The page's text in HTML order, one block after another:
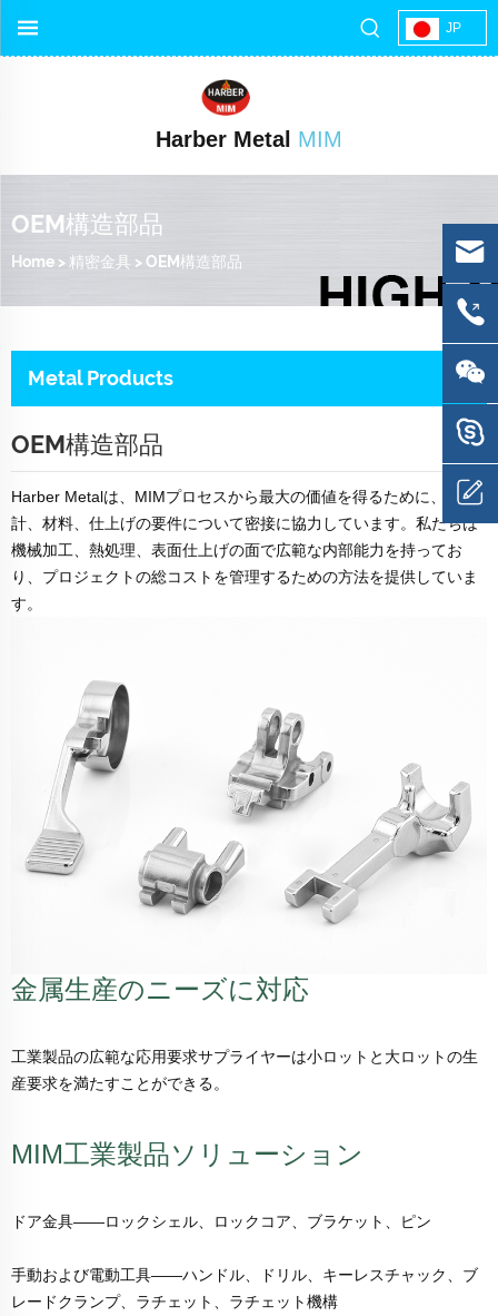
JP
Harber Metal MIM
OEM構造部品
Home > 精密金具 >OEM構造部品
Metal Products
OEM構造部品
Harber Metalは、MIMプロセスから最大の価値を得るために、設
計、材料、仕上げの要件について密接に協力しています。私たちは
機械加工、熱処理、表面仕上げの面で広範な内部能力を持ってお
り、プロジェクトの総コストを管理するための方法を提供していま
す。
金属生産のニーズに対応
工業製品の広範な応用要求サプライヤーは小ロットと大ロットの生
産要求を満たすことができる。
MIM工業製品ソリューション
ドア金具——ロックシェル、ロックコア、ブラケット、ピン
手動および電動工具——ハンドル、ドリル、キーレスチャック、ブ
レードクランプ、ラチェット、ラチェット機構